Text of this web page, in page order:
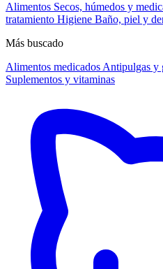
Alimentos Secos, húmedos y
tratamiento Higiene Baño, piel y
Más buscado
Alimentos medicados Antipulgas y
Suplementos y vitaminas